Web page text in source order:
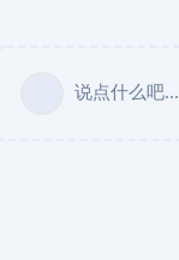
说点什么吧...